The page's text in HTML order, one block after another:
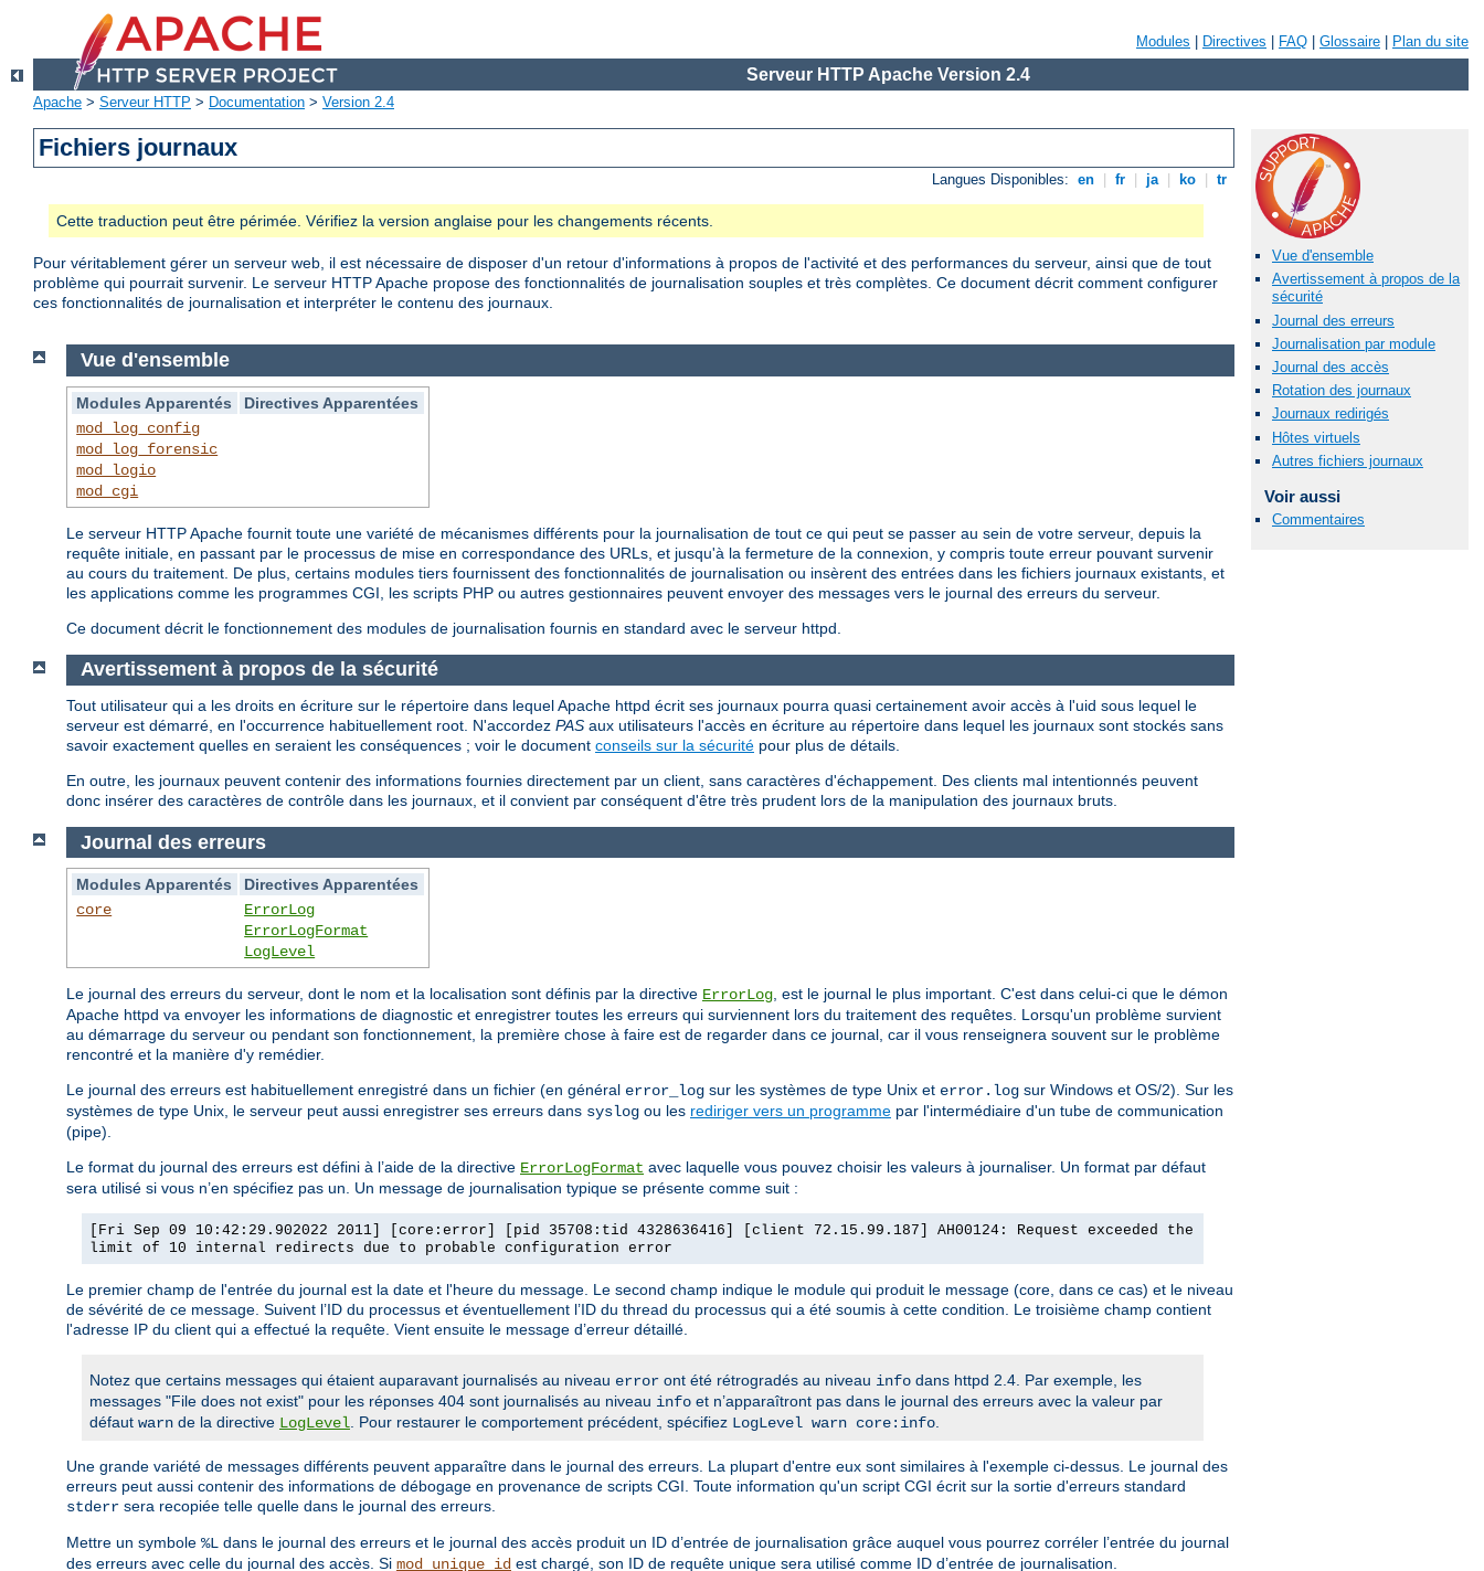
Modules Directives FAQ Glossaire Plan du site
Serveur HTTP Apache Version 2.4
Apache > Serveur HTTP > Documentation > Version 2.4
Fichiers journaux
Langues Disponibles: en fr ja ko tr
Cette traduction peut être périmée. Vérifiez la version anglaise pour les changements récents.
Pour véritablement gérer un serveur web, il est nécessaire de disposer d'un retour d'informations à propos de l'activité et des performances du serveur, ainsi que de tout
problème qui pourrait survenir. Le serveur HTTP Apache propose des fonctionnalités de journalisation souples et très complètes. Ce document décrit comment configurer
ces fonctionnalités de journalisation et interpréter le contenu des journaux.
Vue d'ensemble
Avertissement à propos de la
sécurité
Journal des erreurs
Journalisation par module
Journal des accès
Rotation des journaux
Journaux redirigés
Hôtes virtuels
Autres fichiers journaux
Voir aussi
Commentaires
Vue d'ensemble
Modules Apparentés
Directives Apparentées
mod_log_config
mod_log_forensic
mod_logio
mod_cgi
Le serveur HTTP Apache fournit toute une variété de mécanismes différents pour la journalisation de tout ce qui peut se passer au sein de votre serveur, depuis la
requête initiale, en passant par le processus de mise en correspondance des URLs, et jusqu'à la fermeture de la connexion, y compris toute erreur pouvant survenir
au cours du traitement. De plus, certains modules tiers fournissent des fonctionnalités de journalisation ou insèrent des entrées dans les fichiers journaux existants, et
les applications comme les programmes CGI, les scripts PHP ou autres gestionnaires peuvent envoyer des messages vers le journal des erreurs du serveur.
Ce document décrit le fonctionnement des modules de journalisation fournis en standard avec le serveur httpd.
Avertissement à propos de la sécurité
Tout utilisateur qui a les droits en écriture sur le répertoire dans lequel Apache httpd écrit ses journaux pourra quasi certainement avoir accès à l'uid sous lequel le
serveur est démarré, en l'occurrence habituellement root. N'accordez PAS aux utilisateurs l'accès en écriture au répertoire dans lequel les journaux sont stockés sans
savoir exactement quelles en seraient les conséquences ; voir le document conseils sur la sécurité pour plus de détails.
En outre, les journaux peuvent contenir des informations fournies directement par un client, sans caractères d'échappement. Des clients mal intentionnés peuvent
donc insérer des caractères de contrôle dans les journaux, et il convient par conséquent d'être très prudent lors de la manipulation des journaux bruts.
Journal des erreurs
Modules Apparentés
Directives Apparentées
core
ErrorLog
ErrorLogFormat
LogLevel
Le journal des erreurs du serveur, dont le nom et la localisation sont définis par la directive ErrorLog, est le journal le plus important. C'est dans celui-ci que le démon
Apache httpd va envoyer les informations de diagnostic et enregistrer toutes les erreurs qui surviennent lors du traitement des requêtes. Lorsqu'un problème survient
au démarrage du serveur ou pendant son fonctionnement, la première chose à faire est de regarder dans ce journal, car il vous renseignera souvent sur le problème
rencontré et la manière d'y remédier.
Le journal des erreurs est habituellement enregistré dans un fichier (en général error_log sur les systèmes de type Unix et error.log sur Windows et OS/2). Sur les
systèmes de type Unix, le serveur peut aussi enregistrer ses erreurs dans syslog ou les rediriger vers un programme par l'intermédiaire d'un tube de communication
(pipe).
Le format du journal des erreurs est défini à l’aide de la directive ErrorLogFormat avec laquelle vous pouvez choisir les valeurs à journaliser. Un format par défaut
sera utilisé si vous n’en spécifiez pas un. Un message de journalisation typique se présente comme suit :
[Fri Sep 09 10:42:29.902022 2011] [core:error] [pid 35708:tid 4328636416] [client 72.15.99.187] AH00124: Request exceeded the
limit of 10 internal redirects due to probable configuration error
Le premier champ de l'entrée du journal est la date et l'heure du message. Le second champ indique le module qui produit le message (core, dans ce cas) et le niveau
de sévérité de ce message. Suivent l’ID du processus et éventuellement l’ID du thread du processus qui a été soumis à cette condition. Le troisième champ contient
l'adresse IP du client qui a effectué la requête. Vient ensuite le message d’erreur détaillé.
Notez que certains messages qui étaient auparavant journalisés au niveau error ont été rétrogradés au niveau info dans httpd 2.4. Par exemple, les
messages "File does not exist" pour les réponses 404 sont journalisés au niveau info et n’apparaîtront pas dans le journal des erreurs avec la valeur par
défaut warn de la directive LogLevel. Pour restaurer le comportement précédent, spécifiez LogLevel warn core:info.
Une grande variété de messages différents peuvent apparaître dans le journal des erreurs. La plupart d'entre eux sont similaires à l'exemple ci-dessus. Le journal des
erreurs peut aussi contenir des informations de débogage en provenance de scripts CGI. Toute information qu'un script CGI écrit sur la sortie d'erreurs standard
stderr sera recopiée telle quelle dans le journal des erreurs.
Mettre un symbole %L dans le journal des erreurs et le journal des accès produit un ID d’entrée de journalisation grâce auquel vous pourrez corréler l’entrée du journal
des erreurs avec celle du journal des accès. Si mod_unique_id est chargé, son ID de requête unique sera utilisé comme ID d’entrée de journalisation.